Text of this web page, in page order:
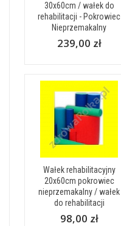
30x60cm / wałek do
rehabilitacji - Pokrowiec
Nieprzemakalny
239,00 zł
Wałek rehabilitacyjny
20x60cm pokrowiec
nieprzemakalny / wałek
do rehabilitacji
98,00 zł